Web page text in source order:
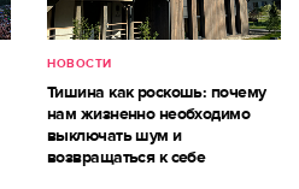
НОВОСТИ
Тишина как роскошь: почему
нам жизненно необходимо
выключать шум и
возвращаться к себе